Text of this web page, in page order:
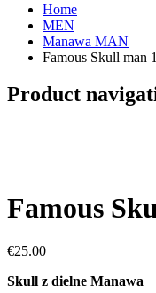
Home
MEN
Manawa MAN
Famous Skull man 1
Product
Famous
€25.00
Skull z dielne Manawa